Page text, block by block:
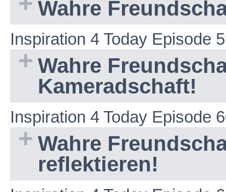
Wahre
Inspiration 4 Today Episode
Wahre
Kameradschaft!
Inspiration 4 Today Episode
Wahre
reflektieren!